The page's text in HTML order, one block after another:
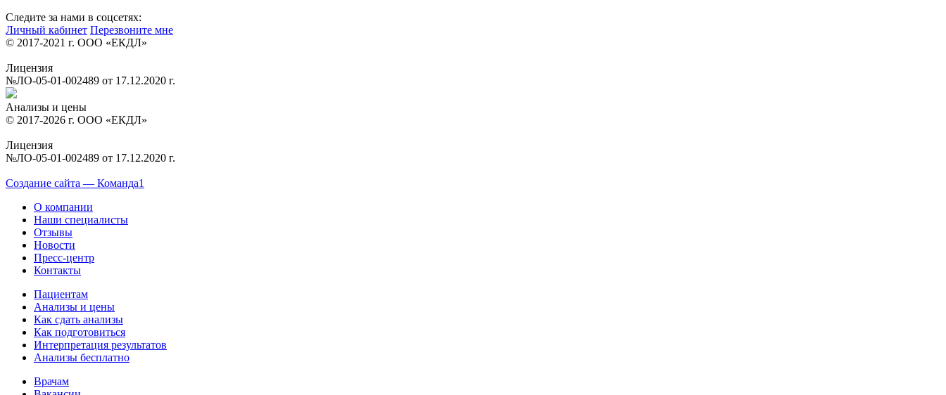
Следите за нами в соцсетях:
Личный кабинет Перезвоните мне
© 2017-2021 г. ООО «ЕКДЛ»
Лицензия
№ЛО-05-01-002489 от 17.12.2020 г.
Анализы и цены
© 2017-2026 г. ООО «ЕКДЛ»
Лицензия
№ЛО-05-01-002489 от 17.12.2020 г.
Создание сайта — Команда1
О компании
Наши специалисты
Отзывы
Новости
Пресс-центр
Контакты
Пациентам
Анализы и цены
Как сдать анализы
Как подготовиться
Интерпретация результатов
Анализы бесплатно
Врачам